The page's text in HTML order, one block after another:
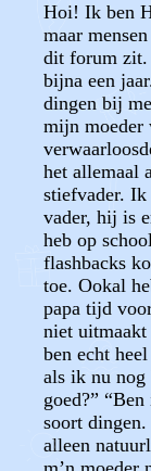
Hoi! Ik ben
maar
dit forum zit.
bijna een
dingen bij
mijn moeder
het allemaal
stiefvader. Ik
vader, hij is
heb op
flashbacks
toe. Ookal
papa tijd
niet
ben echt
als ik nu nog
goed?”
soort
alleen